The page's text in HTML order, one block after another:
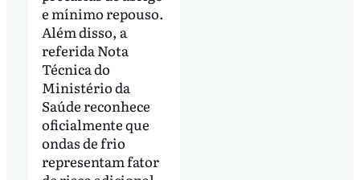
e mínimo repouso.
Além disso, a
referida Nota
Técnica do
Ministério da
Saúde reconhece
oficialmente que
ondas de frio
representam fator